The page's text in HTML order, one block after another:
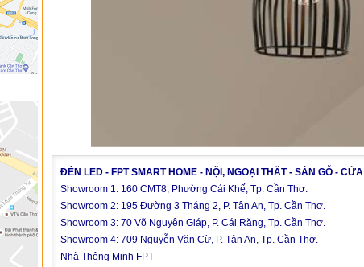
ĐÈN LED - FPT SMART HOME - NỘI, NGOẠI THẤT - SÀN GỖ - CỬA
Showroom 1: 160 CMT8, Phường Cái Khế, Tp. Cần Thơ.
Showroom 2: 195 Đường 3 Tháng 2, P. Tân An, Tp. Cần Thơ.
Showroom 3: 70 Võ Nguyên Giáp, P. Cái Răng, Tp. Cần Thơ.
Showroom 4: 709 Nguyễn Văn Cừ, P. Tân An, Tp. Cần Thơ.
Nhà Thông Minh FPT